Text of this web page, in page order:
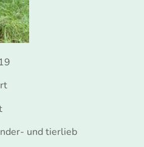
und tierlieb